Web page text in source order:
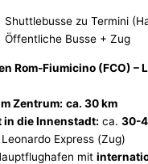
Shuttlebusse zu Termini
Öffentliche Busse + Zug
Rom-Fiumicino (FCO) –
Zentrum: ca. 30 km
in die Innenstadt: ca.30-
Express (Zug)
mit